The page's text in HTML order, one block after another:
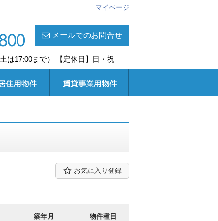
マイページ
メールでのお問合せ
は17:00まで） 【定休日】日・祝
お気に入り登録
築年月 物件種目